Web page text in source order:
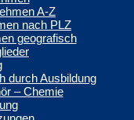
A-Z
nach PLZ
geografisch
durch Ausbildung
– Chemie